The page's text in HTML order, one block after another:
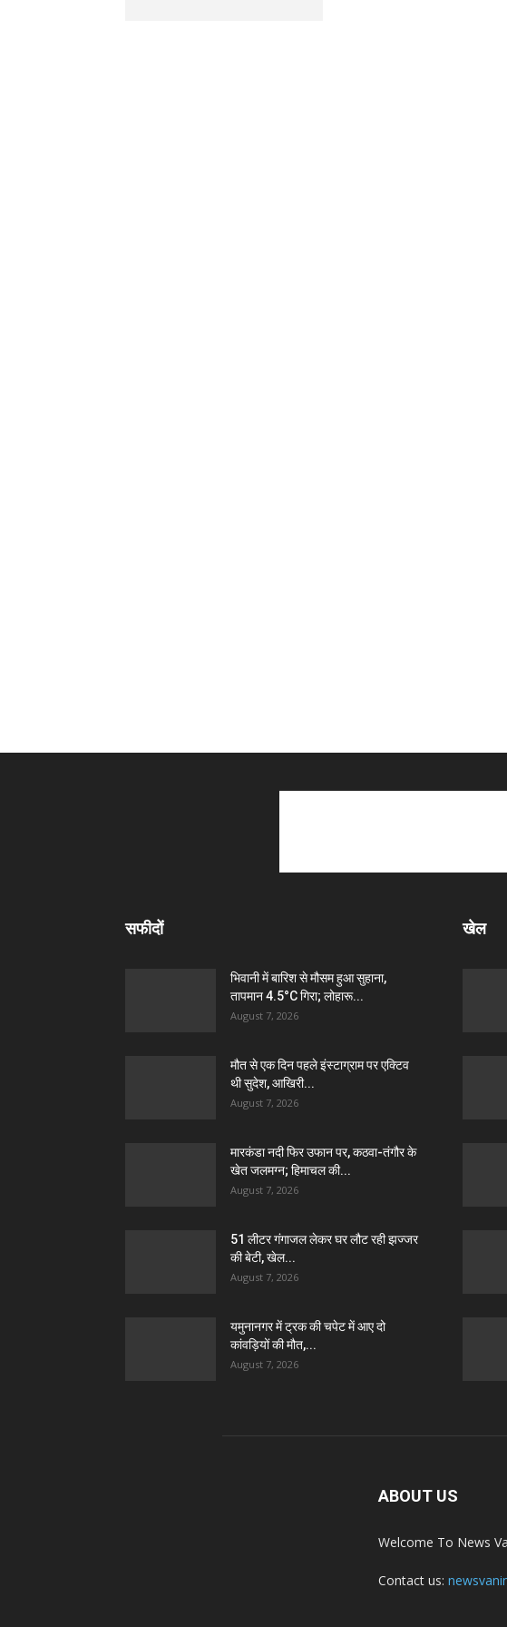
सफीदों
भिवानी में बारिश से मौसम हुआ सुहाना,
तापमान 4.5°C गिरा; लोहारू...
August 7, 2026
मौत से एक दिन पहले इंस्टाग्राम पर एक्टिव
थी सुदेश, आखिरी...
August 7, 2026
मारकंडा नदी फिर उफान पर, कठवा-तंगौर के
खेत जलमग्न; हिमाचल की...
August 7, 2026
51 लीटर गंगाजल लेकर घर लौट रही झज्जर
की बेटी, खेल...
August 7, 2026
यमुनानगर में ट्रक की चपेट में आए दो
कांवड़ियों की मौत,...
August 7, 2026
खेल
ABOUT US
Welcome To News
Contact us: